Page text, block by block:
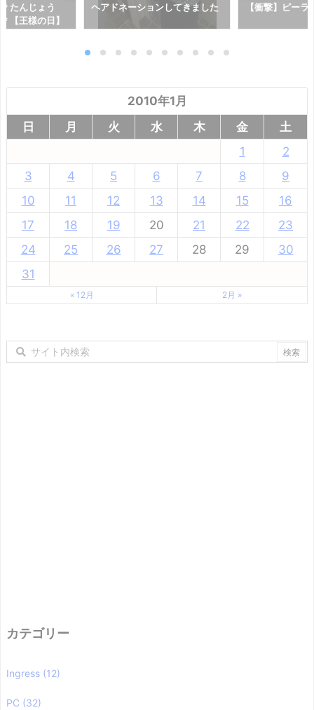
たんじょう
【王様の日】
ヘアドネーションしてきました 【衝撃】ピー
2010年1月
日
月 火 水 木 金
土
1
2
3
4 5 6 7 8
9
10
11 12 13 14 15
16
17
18 19 20 21 22
23
24
25 26 27 28 29
30
31
« 12月 2月 »
カテゴリー
Ingress (12)
PC (32)